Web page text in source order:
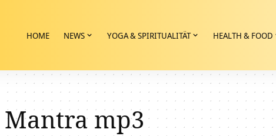
HOME NEWS YOGA & SPIRITUALITÄT HEALTH & FOOD
Mantra mp3